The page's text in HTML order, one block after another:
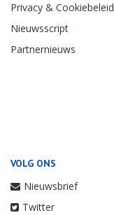
Privacy & Cookiebeleid
Nieuwsscript
Partnernieuws
VOLG ONS
Nieuwsbrief
Twitter